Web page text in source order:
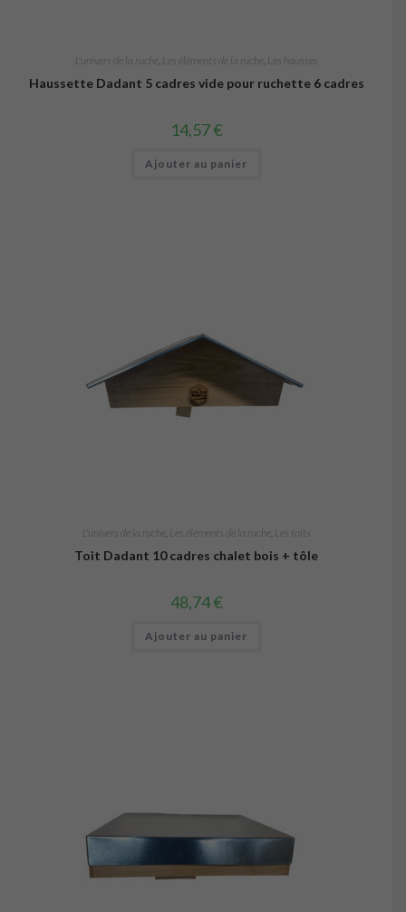
L'univers de la ruche , Les éléments de la ruche , Les hausses
Haussette Dadant 5 cadres vide pour ruchette 6 cadres
14,57€
Ajouter au panier
L'univers de la ruche Les éléments de la ruche Les toits
Toit Dadant 10 cadres chalet bois + tôle
48,74€
Ajouter au panier